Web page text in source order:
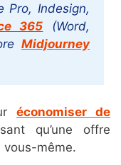
Pro, Indesign,
365 (Word,
Midjourney
économiser de
qu’une offre
vous-même.